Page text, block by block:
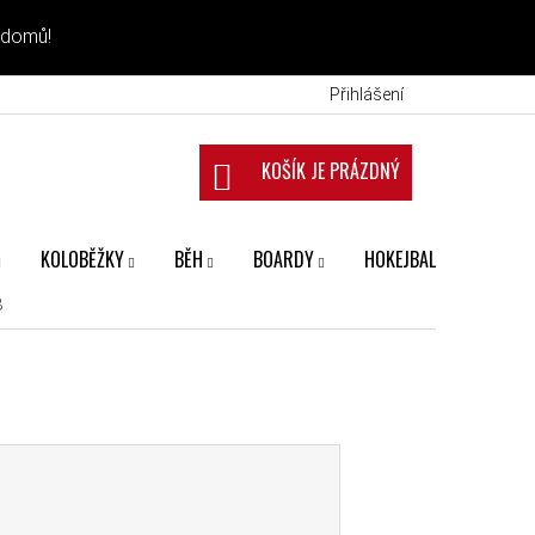
Přihlášení
NÁKUPNÍ KOŠÍK
KOLOBĚŽKY BĚH BOARDY HOKEJBAL